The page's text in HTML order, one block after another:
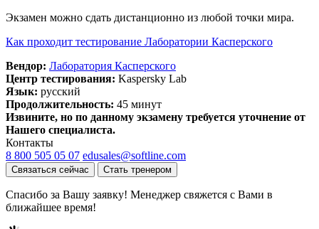
Экзамен можно сдать дистанционно из любой точки мира.
Как проходит тестирование Лаборатории Касперского
Вендор: Лаборатория Касперского
Центр тестирования: Kaspersky Lab
Язык: русский
Продолжительность: 45 минут
Извините, но по данному экзамену требуется уточнение от
Нашего специалиста.
Контакты
8 800 505 05 07 edusales@softline.com
Связаться сейчас Стать тренером
Спасибо за Вашу заявку! Менеджер свяжется с Вами в
ближайшее время!